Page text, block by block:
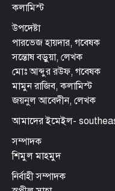
কলামিস্ট
উপদেষ্টা
পারভেজ হায়দার, গবেষক
সন্তোষ বড়ুয়া, লেখক
মোঃ আব্দুর রউফ, গবেষক
মামুন রাজিব, কলামিস্ট
জয়নুল আবেদীন, লেখক
আমাদের ইমেইল-
সম্পাদক
শিমুল মাহমুদ
নির্বাহী সম্পাদক